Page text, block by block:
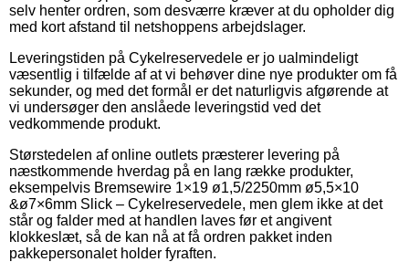
selv henter ordren, som desværre kræver at du opholder dig
med kort afstand til netshoppens arbejdslager.
Leveringstiden på Cykelreservedele er jo ualmindeligt
væsentlig i tilfælde af at vi behøver dine nye produkter om få
sekunder, og med det formål er det naturligvis afgørende at
vi undersøger den anslåede leveringstid ved det
vedkommende produkt.
Størstedelen af online outlets præsterer levering på
næstkommende hverdag på en lang række produkter,
eksempelvis Bremsewire 1×19 ø1,5/2250mm ø5,5×10
&ø7×6mm Slick – Cykelreservedele, men glem ikke at det
står og falder med at handlen laves før et angivent
klokkeslæt, så de kan nå at få ordren pakket inden
pakkepersonalet holder fyraften.